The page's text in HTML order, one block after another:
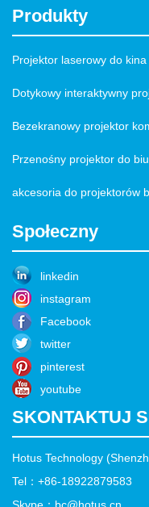
Produkty
Projektor laserowy do
Dotykowy interaktywny
Bezekranowy projektor
Przenośny projektor do
akcesoria do projektorów
Społeczny
linkedin
instagram
Facebook
twitter
pinterest
youtube
SKONTAKTUJ
Hotus Technology
Tel：+86-18922879583